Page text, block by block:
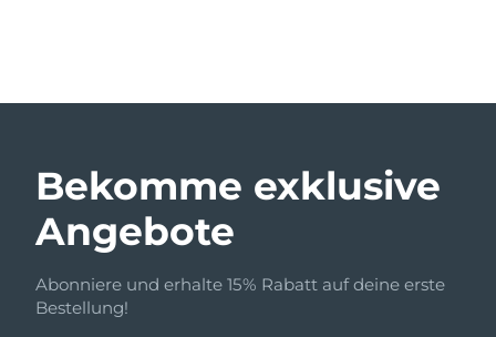
Bekomme exklusive
Angebote
Abonniere und erhalte 15% Rabatt auf deine erste
Bestellung!